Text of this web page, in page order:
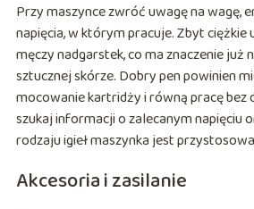
Przy maszynce zwróć uwagę na wagę,
napięcia, w którym pracuje. Zbyt ciężkie
męczy nadgarstek, co ma znaczenie już
sztucznej skórze. Dobry pen powinien
mocowanie kartridży i równą pracę bez
szukaj informacji o zalecanym napięciu
rodzaju igieł maszynka jest
Akcesoria i zasilanie